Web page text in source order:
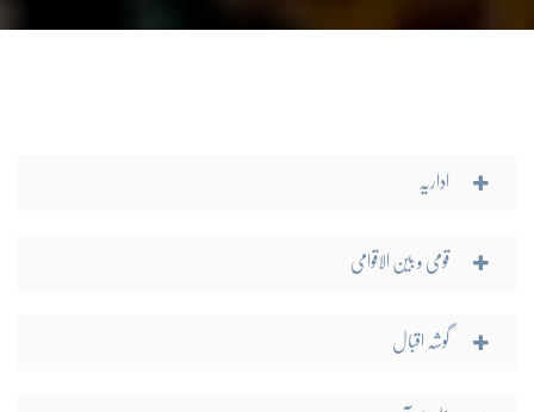
اداریہ
قومی و بین الاقوامی
گوشہ اقبال